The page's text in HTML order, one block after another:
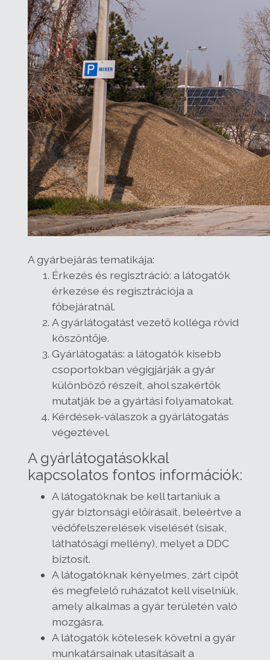
A gyárbejárás tematikája:
Érkezés és regisztráció: a látogatók
érkezése és regisztrációja a
főbejáratnál.
A gyárlátogatást vezető kolléga rövid
köszöntője.
Gyárlátogatás: a látogatók kisebb
csoportokban végigjárják a gyár
különböző részeit, ahol szakértők
mutatják be a gyártási folyamatokat.
Kérdések-válaszok a gyárlátogatás
végeztével.
A gyárlátogatásokkal
kapcsolatos fontos információk:
A látogatóknak be kell tartaniuk a
gyár biztonsági előírásait, beleértve a
védőfelszerelések viselését (sisak,
láthatósági mellény), melyet a DDC
biztosít.
A látogatóknak kényelmes, zárt cipőt
és megfelelő ruházatot kell viselniük,
amely alkalmas a gyár területén való
mozgásra.
A látogatók kötelesek követni a gyár
munkatársainak utasításait a